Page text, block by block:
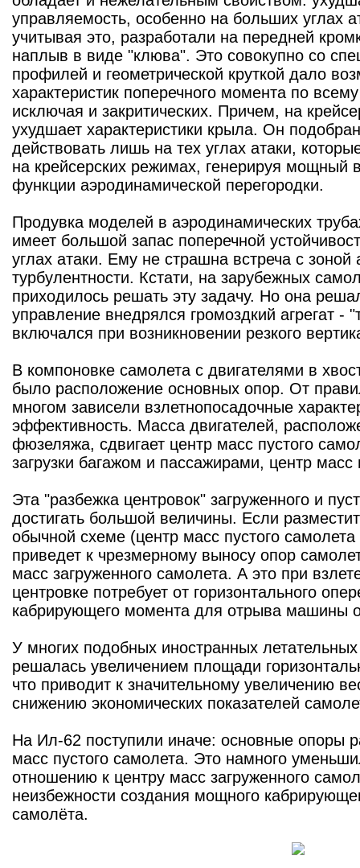
управляемость, особенно на больших углах
учитывая это, разработали на передней
наплыв в виде "клюва". Это совокупно со
профилей и геометрической круткой дало
характеристик поперечного момента по
исключая и закритических. Причем, на
ухудшает характеристики крыла. Он
действовать лишь на тех углах атаки,
на крейсерских режимах, генерируя мощный
функции аэродинамической перегородки.
Продувка моделей в аэродинамических
имеет большой запас поперечной
углах атаки. Ему не страшна встреча с зоной
турбулентности. Кстати, на зарубежных
приходилось решать эту задачу. Но она
управление внедрялся громоздкий агрегат -
включался при возникновении резкого
В компоновке самолета с двигателями в
было расположение основных опор. От
многом зависели взлетнопосадочные
эффективность. Масса двигателей,
фюзеляжа, сдвигает центр масс пустого
загрузки багажом и пассажирами, центр
Эта "разбежка центровок" загруженного и
достигать большой величины. Если
обычной схеме (центр масс пустого
приведет к чрезмерному выносу опор
масс загруженного самолета. А это при
центровке потребует от горизонтального
кабрирующего момента для отрыва машины
У многих подобных иностранных
решалась увеличением площади
что приводит к значительному увеличению
снижению экономических показателей
На Ил-62 поступили иначе: основные опоры
масс пустого самолета. Это намного
отношению к центру масс загруженного
неизбежности создания мощного
самолёта.